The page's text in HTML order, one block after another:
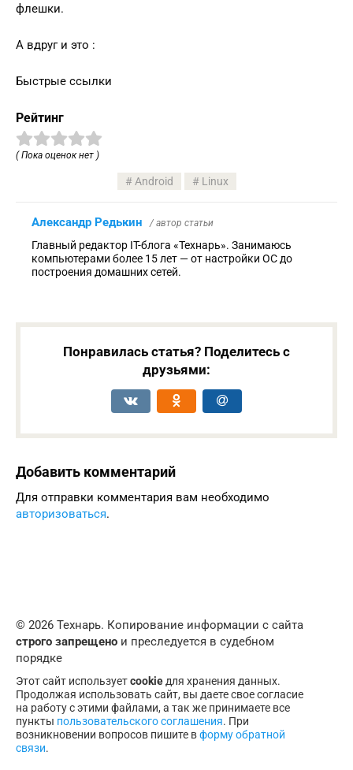
флешки.
А вдруг и это :
Быстрые ссылки
Рейтинг
( Пока оценок нет )
Android Linux
Александр Редькин / автор статьи
Главный редактор IT-блога «Технарь». Занимаюсь
компьютерами более 15 лет — от настройки ОС до
построения домашних сетей.
Понравилась статья? Поделитесь с
друзьями:
Добавить комментарий
Для отправки комментария вам необходимо
авторизоваться.
© 2026 Технарь. Копирование информации с сайта
строго запрещено и преследуется в судебном
порядке
Этот сайт используетcookie для хранения данных.
Продолжая использовать сайт, вы даете свое согласие
на работу с этими файлами, а так же принимаете все
пункты пользовательского соглашения. При
возникновении вопросов пишите вформу обратной
связи.